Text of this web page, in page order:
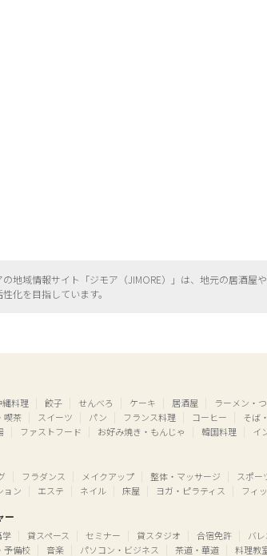
地域情報サイト「ジモア（JIMORE）」は、地元の居酒屋
化を目指しています。
縄料理 餃子 せんべろ ケーキ 居酒屋 ラーメン・
喫茶 スイーツ パン フランス料理 コーヒー そば
ファストフード お好み焼き・もんじゃ 韓国料理 イ
フラダンス メイクアップ 整体・マッサージ スポー
ョン エステ ネイル 床屋 ヨガ・ピラティス フィ
ー
学 貸スペース セミナー 貸スタジオ 合宿免許 バ
予備校 音楽 パソコン・ビジネス 茶道・華道 料理教